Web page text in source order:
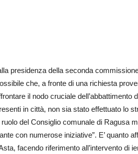
presidenza della seconda
che, a fronte di una richiesta
il nodo cruciale dell’abbattimento
in città, non sia stato effettuato lo
del Consiglio comunale di Ragusa
con numerose iniziative”. E’ quanto
facendo riferimento all’intervento di